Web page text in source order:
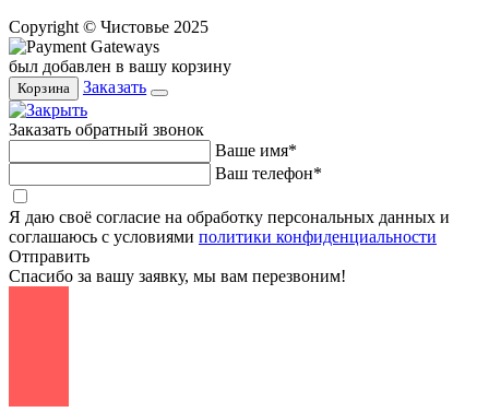
Copyright © Чистовье 2025
был добавлен в вашу корзину
Корзина Заказать
Заказать обратный звонок
Ваше имя*
Ваш телефон*
Я даю своё согласие на обработку персональных данных и
соглашаюсь с условиями политики конфиденциальности
Отправить
Спасибо за вашу заявку, мы вам перезвоним!